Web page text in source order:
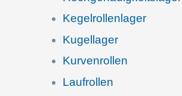
Kegel­rol­len­la­ger
Kugel­la­ger
Kurven­rol­len
Laufrol­len